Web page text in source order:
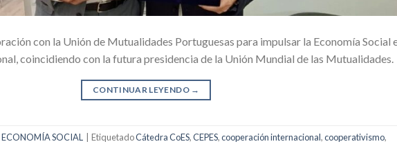
con la Unión de Mutualidades Portuguesas para impulsar la Economía Social
coincidiendo con la futura presidencia de la Unión Mundial de las Mutualidades.
CONTINUAR LEYENDO →
ECONOMÍA SOCIAL EtiquetadoCátedra CoES,CEPES,cooperación internacional,cooperativismo,